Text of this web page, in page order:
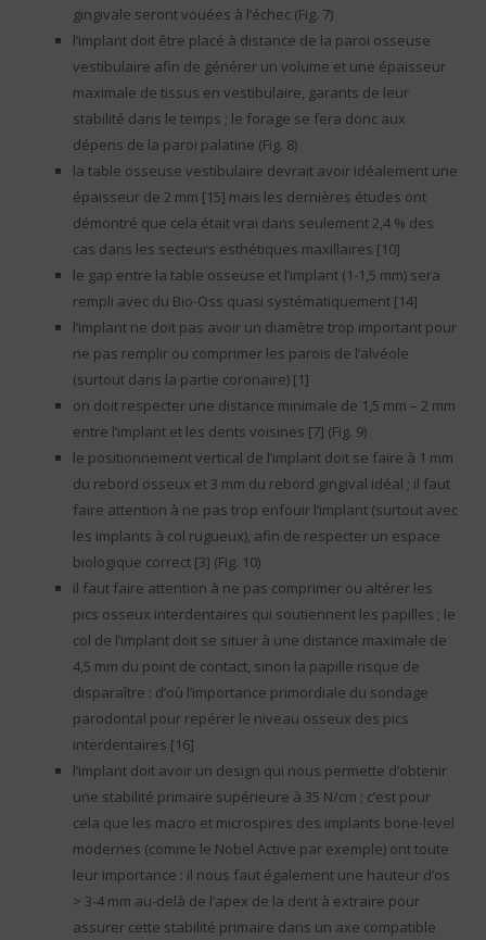
gingivale seront vouées à l’échec (Fig. 7)
l’implant doit être placé à distance de la paroi osseuse
vestibulaire afin de générer un volume et une épaisseur
maximale de tissus en vestibulaire, garants de leur
stabilité dans le temps ; le forage se fera donc aux
dépens de la paroi palatine (Fig. 8)
la table osseuse vestibulaire devrait avoir idéalement une
épaisseur de 2 mm [15] mais les dernières études ont
démontré que cela était vrai dans seulement 2,4 % des
cas dans les secteurs esthétiques maxillaires [10]
le gap entre la table osseuse et l’implant (1-1,5 mm) sera
rempli avec du Bio-Oss quasi systématiquement [14]
l’implant ne doit pas avoir un diamètre trop important pour
ne pas remplir ou comprimer les parois de l’alvéole
(surtout dans la partie coronaire) [1]
on doit respecter une distance minimale de 1,5 mm – 2 mm
entre l’implant et les dents voisines [7] (Fig. 9)
le positionnement vertical de l’implant doit se faire à 1 mm
du rebord osseux et 3 mm du rebord gingival idéal ; il faut
faire attention à ne pas trop enfouir l’implant (surtout avec
les implants à col rugueux), afin de respecter un espace
biologique correct [3] (Fig. 10)
il faut faire attention à ne pas comprimer ou altérer les
pics osseux interdentaires qui soutiennent les papilles ; le
col de l’implant doit se situer à une distance maximale de
4,5 mm du point de contact, sinon la papille risque de
disparaître : d’où l’importance primordiale du sondage
parodontal pour repérer le niveau osseux des pics
interdentaires [16]
l’implant doit avoir un design qui nous permette d’obtenir
une stabilité primaire supérieure à 35 N/cm ; c’est pour
cela que les macro et microspires des implants bone-level
modernes (comme le Nobel Active par exemple) ont toute
leur importance : il nous faut également une hauteur d’os
> 3-4 mm au-delà de l’apex de la dent à extraire pour
assurer cette stabilité primaire dans un axe compatible